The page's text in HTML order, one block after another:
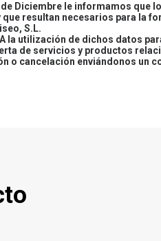
de Diciembre le informamos que
resultan necesarios para la
S.L.
la utilización de dichos datos
de servicios y productos
o cancelación enviándonos un